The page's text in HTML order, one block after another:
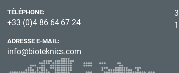
TÉLÉPHONE:
+33 (0)4 86 64 67 24
ADRESSE E-MAIL:
info@bioteknics.com